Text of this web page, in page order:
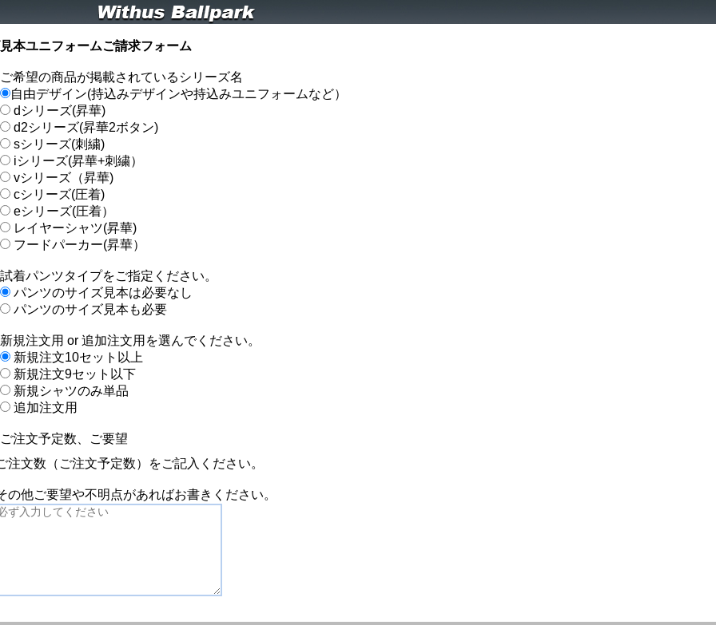
本ユニフォームご請求フォーム
希望の商品が掲載されているシリーズ名
自由デザイン(持込みデザインや持込みユニフォームなど）
dシリーズ(昇華)
d2シリーズ(昇華2ボタン)
sシリーズ(刺繍)
iシリーズ(昇華+刺繍）
vシリーズ（昇華)
cシリーズ(圧着)
eシリーズ(圧着）
レイヤーシャツ(昇華)
フードパーカー(昇華）
着パンツタイプをご指定ください。
パンツのサイズ見本は必要なし
パンツのサイズ見本も必要
規注文用 or 追加注文用を選んでください。
新規注文10セット以上
新規注文9セット以下
新規シャツのみ単品
追加注文用
注文予定数、ご要望
注文数（ご注文予定数）をご記入ください。
の他ご要望や不明点があればお書きください。